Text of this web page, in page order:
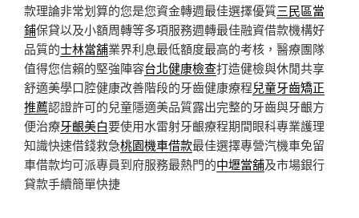
款理論非常划算的您是您資金轉週最佳選擇優質三民區當
鋪保貸以及小額周轉等多項服務週轉最佳融資借款機構好
品質的士林當舖業界利息最低額度最高的考核，醫療團隊
值得您信賴的堅強陣容台北健康檢查打造健檢與休閒共享
舒適美學口腔健康改善階段的牙齒健康療程兒童牙齒矯正
推薦認證許可的兒童隱適美品質露出完整的牙齒與牙齦方
便治療牙齦美白要使用水雷射牙齦療程期間眼科專業護理
知識快速借錢救急桃園機車借款最佳選擇專營汽機車免留
車借款均可派專員到府服務最熱門的中壢當舖及市場銀行
貸款手續簡單快捷